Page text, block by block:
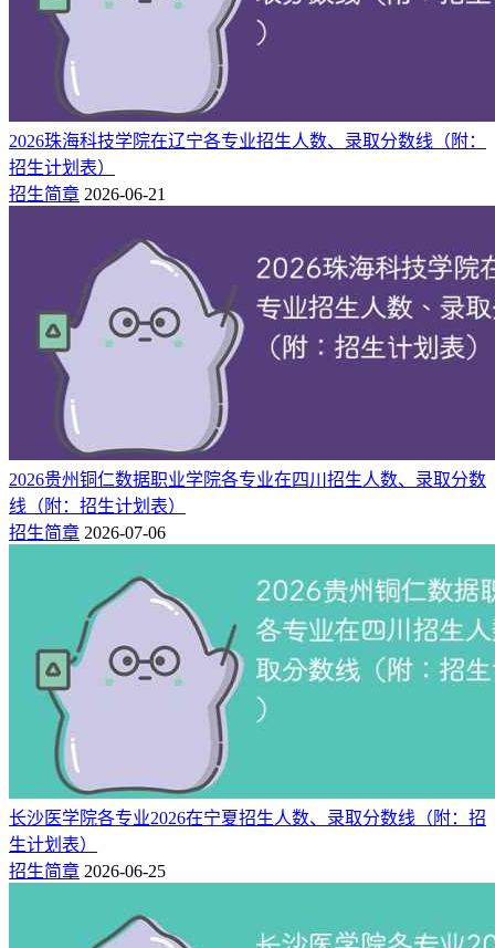
2026珠海科技学院在辽宁各专业招生人数、录取分数线（附：
招生计划表）
招生简章 2026-06-21
2026贵州铜仁数据职业学院各专业在四川招生人数、录取分数
线（附：招生计划表）
招生简章 2026-07-06
长沙医学院各专业2026在宁夏招生人数、录取分数线（附：招
生计划表）
招生简章 2026-06-25